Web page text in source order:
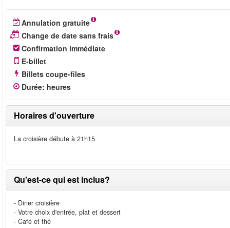
Annulation gratuite
Change de date sans frais
Confirmation immédiate
E-billet
Billets coupe-files
Durée: heures
Horaires d'ouverture
La croisière débute à 21h15
Qu'est-ce qui est inclus?
- Diner croisière
- Votre choix d'entrée, plat et dessert
- Café et thé